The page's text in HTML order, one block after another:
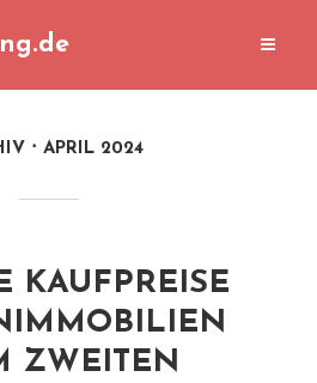
APRIL 2024
KAUFPREISE
ZWEITEN